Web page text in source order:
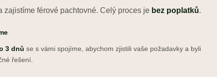
zajistíme férové pachtovné. Celý proces je bez poplatků.
3 dnů se s vámi spojíme, abychom zjistili vaše požadavky a byli
řešení.